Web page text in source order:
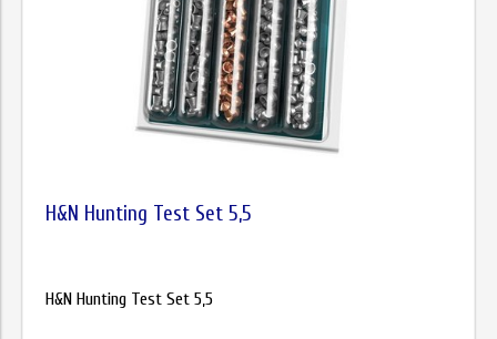
H&N Hunting Test Set 5,5
H&N Hunting Test Set 5,5